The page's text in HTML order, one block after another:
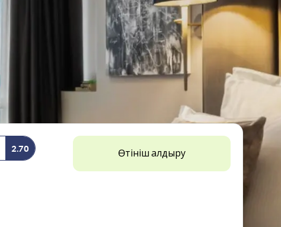
2.70 Өтініш қалдыру